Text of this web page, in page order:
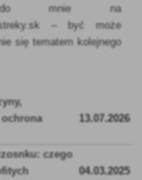
do mnie na
– być może
się tematem kolejnego
13.07.2026
czego
04.03.2025